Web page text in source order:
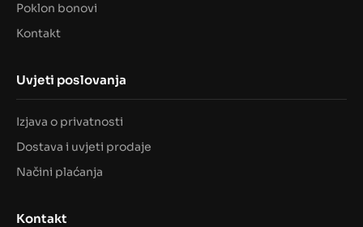
Poklon bonovi
Kontakt
Uvjeti poslovanja
Izjava o privatnosti
Dostava i uvjeti prodaje
Načini plaćanja
Kontakt